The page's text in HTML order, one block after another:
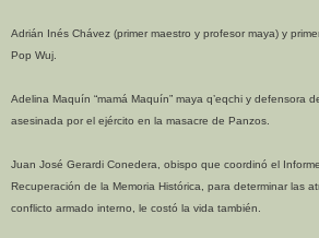
Adrián Inés Chávez (primer maestro y profesor maya) y
Pop Wuj.
Adelina Maquín “mamá Maquín” maya q’eqchi y defensora
asesinada por el ejército en la masacre de Panzos.
Juan José Gerardi Conedera, obispo que coordinó el
Recuperación de la Memoria Histórica, para determinar las
conflicto armado interno, le costó la vida también.